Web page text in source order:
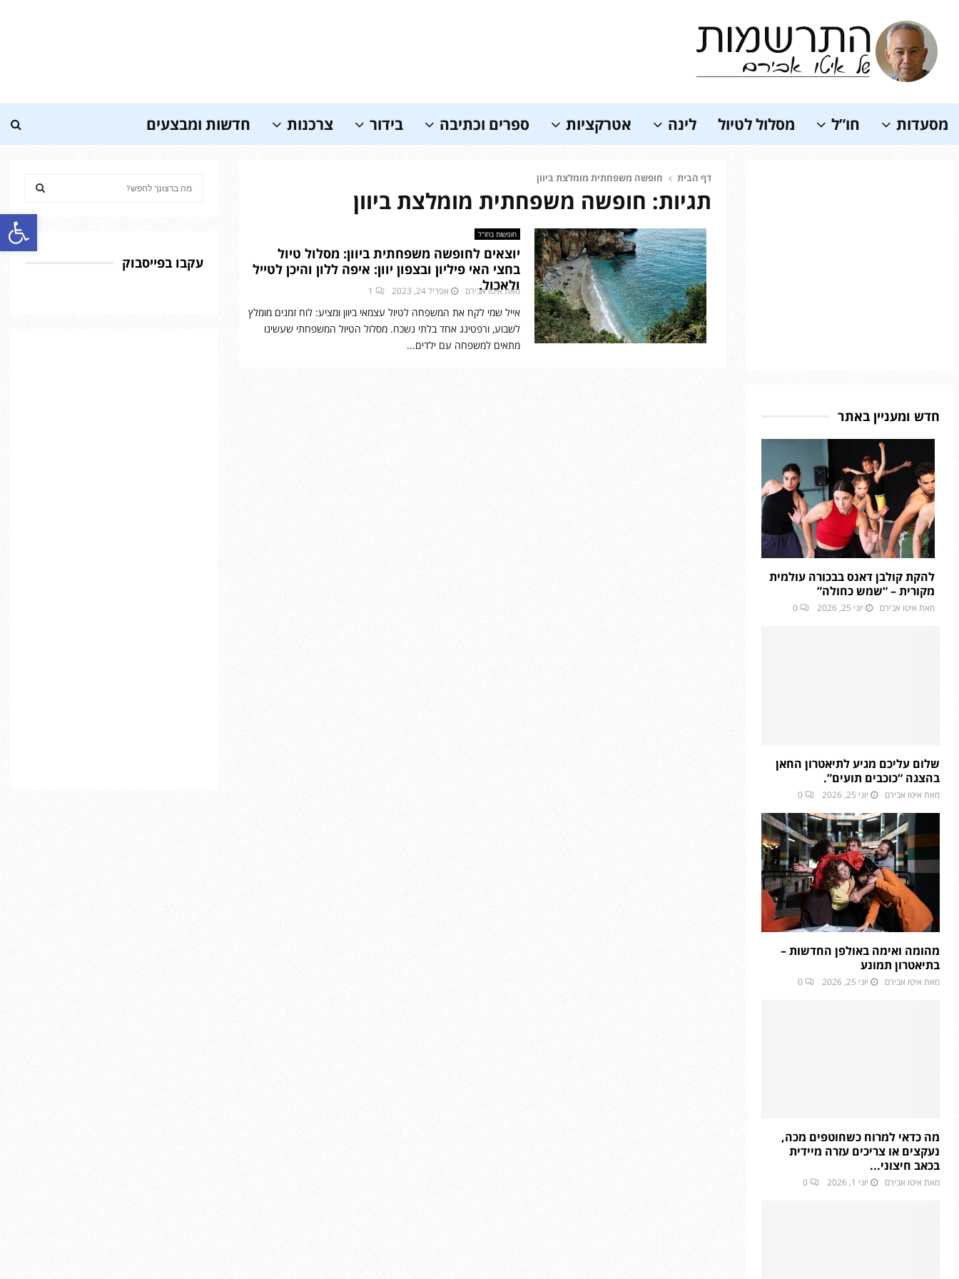
פתח סרגל נגישות
מסעדות חו”ל מסלול לטיול לינה אטרקציות ספרים וכתיבה בידור צרכנות חדשות ומבצעים
דף הבית חופשה משפחתית מומלצת ביוון
תגיות: חופשה משפחתית מומלצת ביוון
חופשות בחו"ל
יוצאים לחופשה משפחתית ביוון: מסלול טיול
בחצי האי פיליון ובצפון יוון: איפה ללון והיכן לטייל
ולאכול.
מאתאיטו אבירם אפריל 24, 2023 1
אייל שמי לקח את המשפחה לטיול עצמאי ביוון ומציע: לוח זמנים מומלץ
לשבוע, ורפטינג אחד בלתי נשכח. מסלול הטיול המשפחתי שעשינו
מתאים למשפחה עם ילדים...
חדש ומעניין באתר
להקת קולבן דאנס בבכורה עולמית
מקורית – “שמש כחולה”
מאת איטו אבירם יוני 25, 2026 0
שלום עליכם מגיע לתיאטרון החאן
בהצגה “כוכבים תועים”.
מאת איטו אבירם יוני 25, 2026 0
מהומה ואימה באולפן החדשות –
בתיאטרון תמונע
מאת איטו אבירם יוני 25, 2026 0
מה כדאי למרוח כשחוטפים מכה,
נעקצים או צריכים עזרה מיידית
בכאב חיצוני...
מאת איטו אבירם יוני 1, 2026 0
h
f
עקבו בפייסבוק